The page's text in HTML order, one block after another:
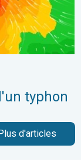
typhon
d'articles